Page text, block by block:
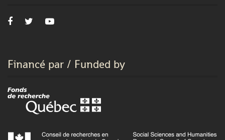
Financé par / Funded by